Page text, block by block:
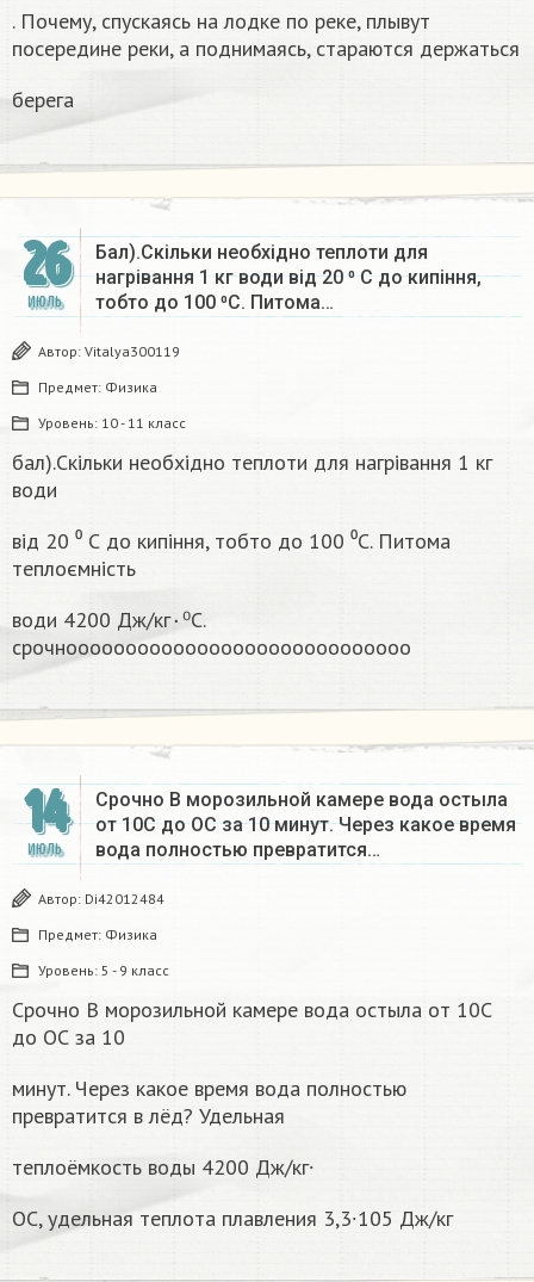
. Почему, спускаясь на лодке по реке, плывут
посередине реки, а поднимаясь, стараются держаться
берега
26
ИЮЛЬ
Бал).Скільки необхідно теплоти для
нагрівання 1 кг води від 20 ⁰ С до кипіння,
тобто до 100 ⁰С. Питома…
Автор: Vitalya300119
Предмет: Физика
Уровень: 10 - 11 класс
бал).Скільки необхідно теплоти для нагрівання 1 кг
води
від 20 ⁰ С до кипіння, тобто до 100 ⁰С. Питома
теплоємність
води 4200 Дж/кг٠⁰С.
срочнооооооооооооооооооооооооооооо
14
ИЮЛЬ
Срочно В морозильной камере вода остыла
от 10С до ОС за 10 минут. Через какое время
вода полностью превратится…
Автор: Di42012484
Предмет: Физика
Уровень: 5 - 9 класс
Срочно В морозильной камере вода остыла от 10С
до ОС за 10
минут. Через какое время вода полностью
превратится в лёд? Удельная
теплоёмкость воды 4200 Дж/кг∙
ОС, удельная теплота плавления 3,3∙105 Дж/кг